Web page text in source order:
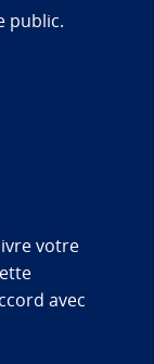
public.
statement
votre
avec